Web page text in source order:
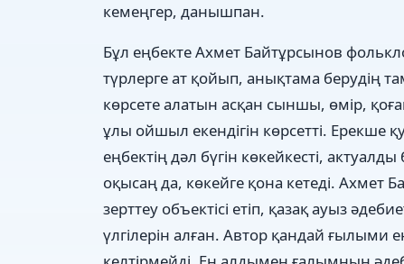
кемеңгер, данышпан.
Бұл еңбекте Ахмет Байтұрсынов
түрлерге ат қойып, анықтама берудің
көрсете алатын асқан сыншы, өмір,
ұлы ойшыл екендігін көрсетті.
еңбектің дәл бүгін көкейкесті,
оқысаң да, көкейге қона кетеді. Ахмет
зерттеу объектісі етіп, қазақ ауыз
үлгілерін алған. Автор қандай ғылыми